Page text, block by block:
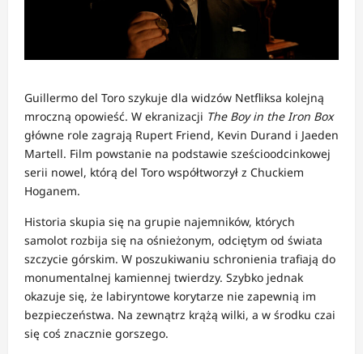
Guillermo del Toro szykuje dla widzów Netfliksa kolejną
mroczną opowieść. W ekranizacji The Boy in the Iron Box
główne role zagrają Rupert Friend, Kevin Durand i Jaeden
Martell. Film powstanie na podstawie sześcioodcinkowej
serii nowel, którą del Toro współtworzył z Chuckiem
Hoganem.
Historia skupia się na grupie najemników, których
samolot rozbija się na ośnieżonym, odciętym od świata
szczycie górskim. W poszukiwaniu schronienia trafiają do
monumentalnej kamiennej twierdzy. Szybko jednak
okazuje się, że labiryntowe korytarze nie zapewnią im
bezpieczeństwa. Na zewnątrz krążą wilki, a w środku czai
się coś znacznie gorszego.